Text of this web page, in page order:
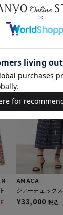
もっと見る
はこんなアイテ
AMACA
シアーチェック
¥33,000 税込